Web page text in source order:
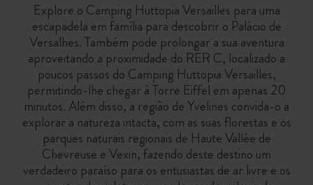
Explore o Camping Huttopia Versailles para uma
escapadela em família para descobrir o Palácio de
Versalhes. Também pode prolongar a sua aventura
aproveitando a proximidade do RER C, localizado a
poucos passos do Camping Huttopia Versailles,
permitindo-lhe chegar à Torre Eiffel em apenas 20
minutos. Além disso, a região de Yvelines convida-o a
explorar a natureza intacta, com as suas florestas e os
parques naturais regionais de Haute Vallée de
Chevreuse e Vexin, fazendo deste destino um
verdadeiro paraíso para os entusiastas de ar livre e os